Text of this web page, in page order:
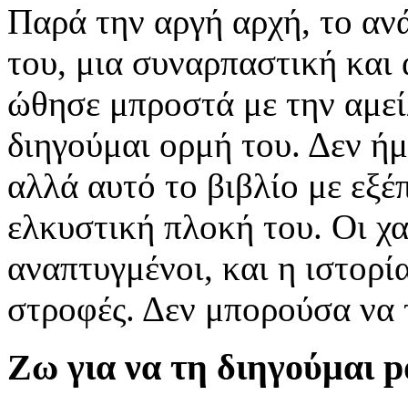
Παρά την αργή αρχή, το
του, μια συναρπαστική
ώθησε μπροστά με την
διηγούμαι ορμή του. Δεν
αλλά αυτό το βιβλίο με
ελκυστική πλοκή του. Οι
αναπτυγμένοι, και η
στροφές. Δεν μπορούσα
Ζω για να τη διηγούμαι